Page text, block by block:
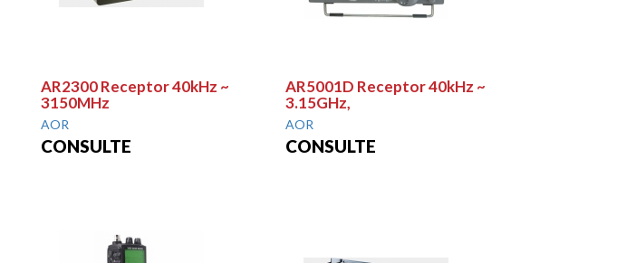
AR2300 Receptor 40kHz ~
3150MHz
AOR
CONSULTE
AR5001D Receptor 40kHz ~
3.15GHz,
AOR
CONSULTE